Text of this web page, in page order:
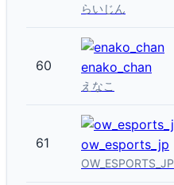
らいじん
60 enako_chan
えなこ
61 ow_esports_jp
OW_ESPORTS_JP